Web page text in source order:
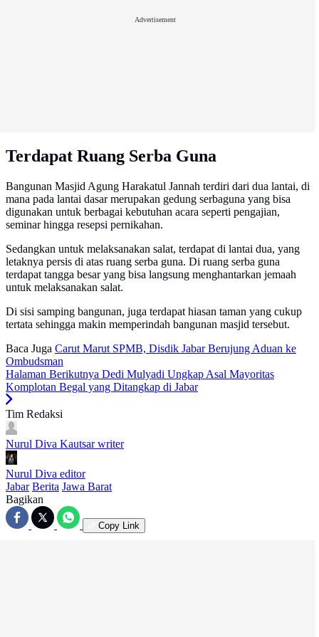
Advertisement
Terdapat Ruang Serba Guna
Bangunan Masjid Agung Harakatul Jannah terdiri dari dua lantai, di
mana pada lantai dasar merupakan gedung serbaguna yang bisa
digunakan untuk berbagai kebutuhan acara seperti pengajian,
seminar hingga resepsi pernikahan.
Sedangkan untuk melaksanakan salat, terdapat di lantai dua, yang
letaknya persis di atas ruang serba guna. Di ruang serba guna
terdapat tangga besar yang bisa langsung menghantarkan jemaah
untuk melaksanakan salat.
Di sisi samping bangunan, juga terdapat hiasan taman yang cukup
tertata sehingga makin memperindah bangunan masjid tersebut.
Baca Juga Carut Marut SPMB, Disdik Jabar Berujung Aduan ke
Ombudsman
Halaman Berikutnya Dedi Mulyadi Ungkap Asal Mayoritas
Komplotan Begal yang Ditangkap di Jabar
Tim Redaksi
Nurul Diva Kautsar writer
Nurul Diva editor
Jabar Berita Jawa Barat
Bagikan
Copy Link